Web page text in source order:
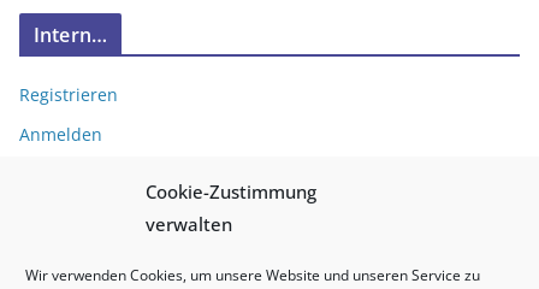
Cookie-Zustimmung
verwalten
Wir verwenden Cookies, um unsere Website und unseren Service zu
…
c
v
Intern…
Registrieren
Anmelden